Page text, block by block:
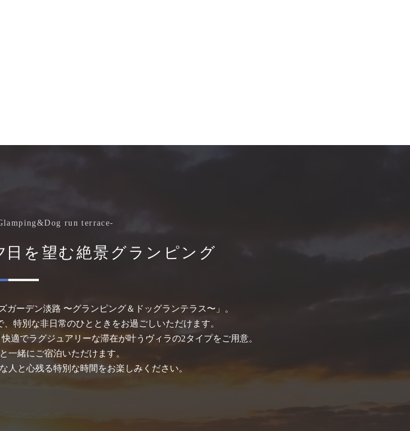
run terrace-
日を望む絶景グランピング
ーデン淡路 〜グランピング＆ドッグランテラス〜」。
特別な非日常のひとときをお過ごしいただけます。
適でラグジュアリーな滞在が叶うヴィラの2タイプをご用意。
一緒にご宿泊いただけます。
人と心残る特別な時間をお楽しみください。